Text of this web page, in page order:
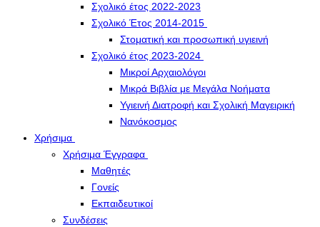
Σχολικό έτος 2022-2023
Σχολικό Έτος 2014-2015
Στοματική και προσωπική υγιεινή
Σχολικό έτος 2023-2024
Μικροί Αρχαιολόγοι
Μικρά Βιβλία με Μεγάλα Νοήματα
Υγιεινή Διατροφή και Σχολική Μαγειρική
Νανόκοσμος
Χρήσιμα
Χρήσιμα Έγγραφα
Μαθητές
Γονείς
Εκπαιδευτικοί
Συνδέσεις